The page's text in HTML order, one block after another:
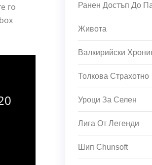
го
Ранен Достъп До
Живота
Валкирийски
Толкова Страхотно
Уроци За Селен
Лига От Легенди
Шип Chunsoft